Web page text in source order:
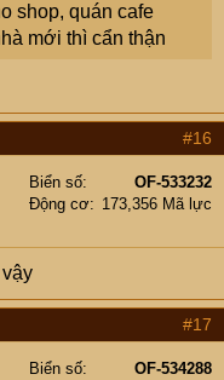
shop, quán cafe
mới thì cẩn thận
#16
Biển số
OF-533232
Động cơ
173,356 Mã lực
#17
Biển số
OF-534288